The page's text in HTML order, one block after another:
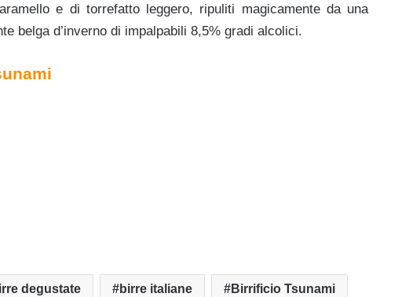
e di torrefatto leggero, ripuliti magicamente da una
belga d’inverno di impalpabili 8,5% gradi alcolici.
degustate birre italiane Birrificio Tsunami